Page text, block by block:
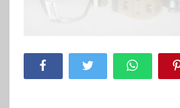
Facebook Twitter WhatsApp